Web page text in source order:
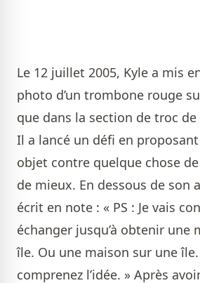
Le 12 juillet 2005, Kyle a mis
photo d’un trombone rouge
que dans la section de troc
Il a lancé un défi en proposant
objet contre quelque chose
de mieux. En dessous de son
écrit en note : « PS : Je vais
échanger jusqu’à obtenir une
île. Ou une maison sur une
comprenez l’idée. » Après